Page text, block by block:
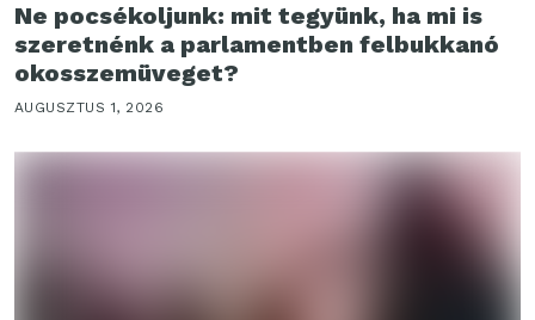
Ne pocsékoljunk: mit tegyünk, ha mi is
szeretnénk a parlamentben felbukkanó
okosszemüveget?
AUGUSZTUS 1, 2026